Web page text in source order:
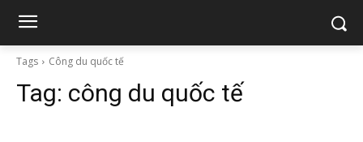
Tags Công du quốc tế
Tag: công du quốc tế